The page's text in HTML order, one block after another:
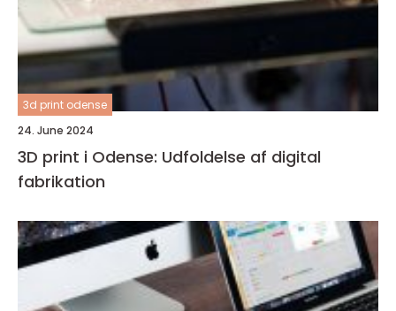
3d print odense
24. June 2024
3D print i Odense: Udfoldelse af digital
fabrikation